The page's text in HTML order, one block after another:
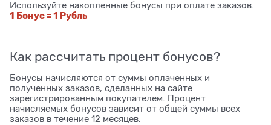
Используйте накопленные бонусы при оплате заказов.
1 Бонус = 1 Рубль
Как рассчитать процент бонусов?
Бонусы начисляются от суммы оплаченных и
полученных заказов, сделанных на сайте
зарегистрированным покупателем. Процент
начисляемых бонусов зависит от общей суммы всех
заказов в течение 12 месяцев.